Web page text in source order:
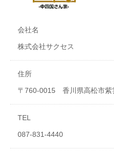
会社名
株式会社サクセス
住所
〒760-0015 香川県高松市紫
TEL
087-831-4440